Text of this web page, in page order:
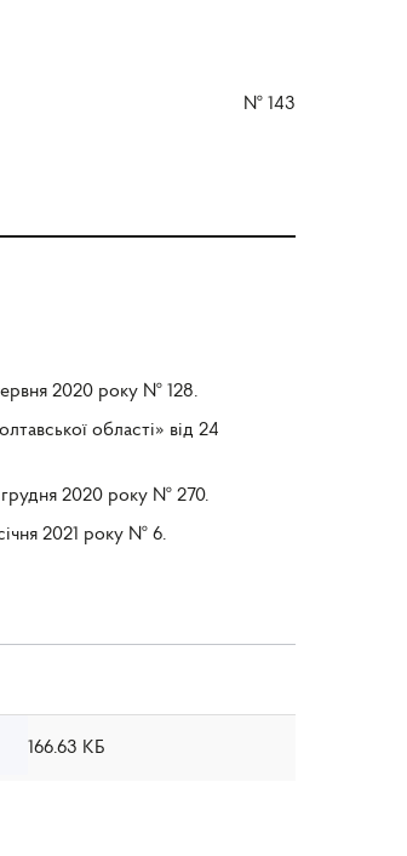
№ 143
2020 року № 128.
області» від 24
грудня 2020 року № 270.
2021 року № 6.
166.63 КБ